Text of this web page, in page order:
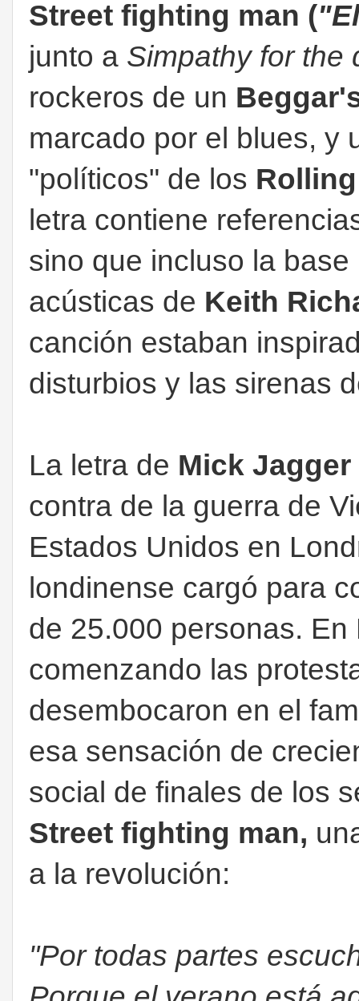
Street fighting man (
junto a Simpathy for the
rockeros de un
marcado por el blues, y
"políticos" de los
letra contiene
sino que incluso la
acústicas de Keith
canción estaban
disturbios y las sirenas
La letra de Mick Jagger
contra de la guerra de
Estados Unidos en
londinense cargó para
de 25.000 personas.
comenzando las
desembocaron en el
esa sensación de
social de finales de los
Street fighting man,
a la revolución:
"Por todas partes